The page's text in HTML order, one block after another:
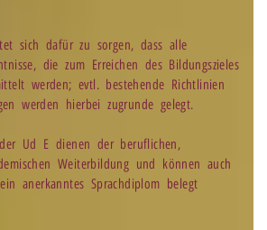
sich dafür zu sorgen, dass alle
die zum Erreichen des Bildungszieles
werden; evtl. bestehende Richtlinien
werden hierbei zugrunde gelegt.
Ud E dienen der beruflichen,
Weiterbildung und können auch
anerkanntes Sprachdiplom belegt